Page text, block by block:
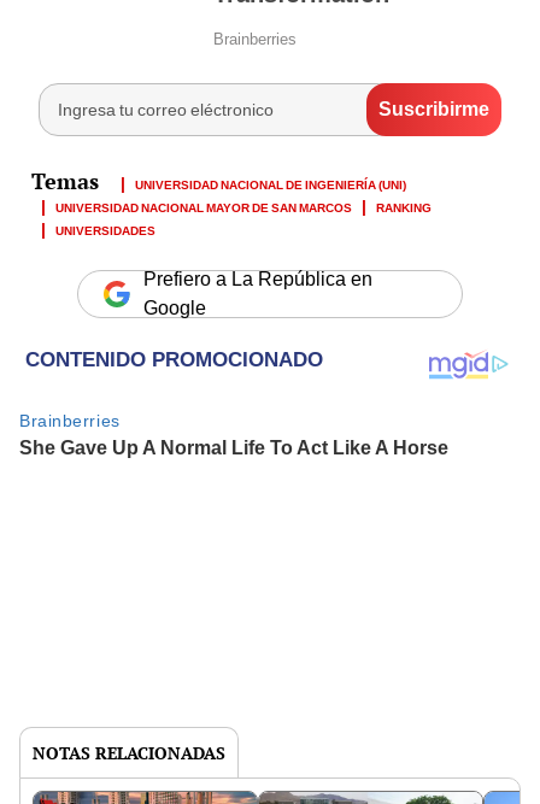
UNIVERSIDAD NACIONAL DE INGENIERÍA (UNI)
UNIVERSIDAD NACIONAL MAYOR DE SAN MARCOS
RANKING
UNIVERSIDADES
Prefiero a La República en
Google
NOTAS RELACIONADAS